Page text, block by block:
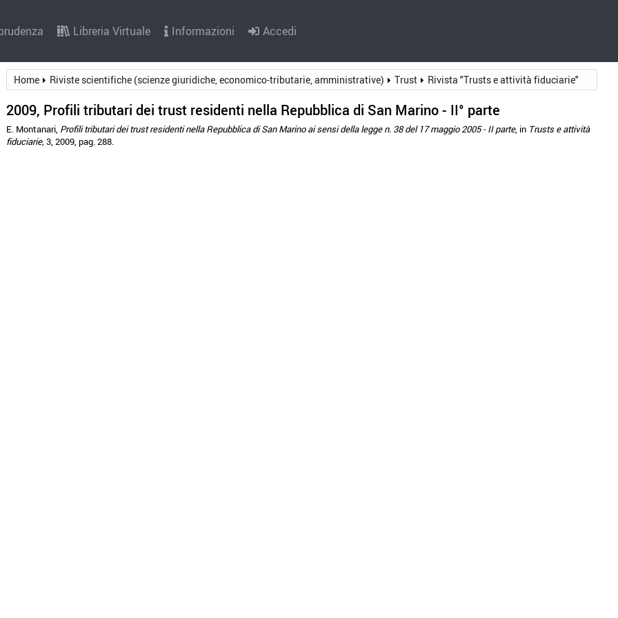
Libreria Virtuale Informazioni Accedi
Home Riviste scientifiche (scienze giuridiche, economico-tributarie, amministrative) Trust Rivista "Trusts e attività fiduciarie"
2009, Profili tributari dei trust residenti nella Repubblica di San Marino - II° parte
E. Montanari, Profili tributari dei trust residenti nella Repubblica di San Marino ai sensi della legge n. 38 del 17 maggio 2005 - II parte, in Trusts e attività
fiduciarie,3, 2009, pag. 288.